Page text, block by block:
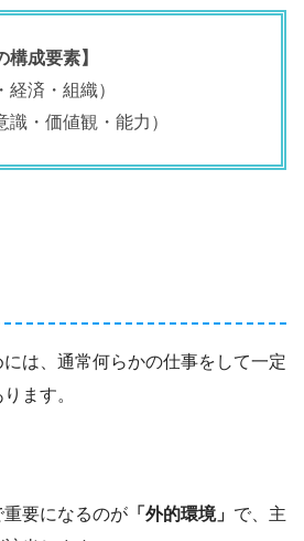
構成要素】
経済・組織）
識・価値観・能力）
は、通常何らかの仕事をして一定
ます。
要になるのが 「外的環境」 で、主